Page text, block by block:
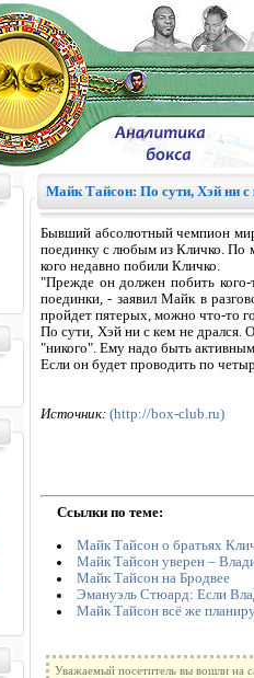
Майк Тайсон: По сути, Хэй ни с
Бывший абсолютный чемпион
поединку с любым из Кличко. По
кого недавно побили Кличко.
"Прежде он должен побить
поединки, - заявил Майк в
пройдет пятерых, можно что-то
По сути, Хэй ни с кем не дрался.
"никого". Ему надо быть
Если он будет проводить по
Источник: (http://box-club.ru)
Ссылки по теме:
Майк Тайсон о братьях
Майк Тайсон уверен –
Майк Тайсон на Бродвее
Эмануэль Стюард: Если
Майк Тайсон всё же
Уважаемый посетитель вы вошли на